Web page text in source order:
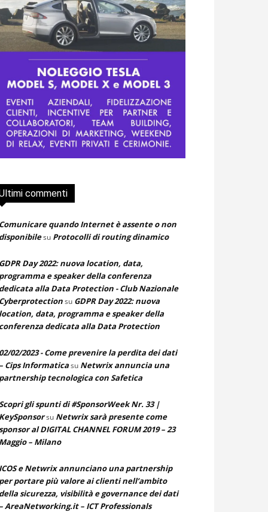
commenti
quando Internet è assente o non
su Protocolli di routing dinamico
Day 2022: nuova location, data,
e speaker della conferenza
alla Data Protection - Club Nazionale
su GDPR Day 2022: nuova
data, programma e speaker della
dedicata alla Data Protection
02/2023 - Come prevenire la perdita dei dati
Cips Informaticasu Netwrix annuncia una
tecnologica con Safetica
gli spunti di #SponsorWeek Nr. 33 |
su Netwrix sarà presente come
al DIGITAL CHANNEL FORUM 2019 – 23
– Milano
e Netwrix annunciano una partnership
portare più valore ai clienti nell’ambito
sicurezza, visibilità e governance dei dati
AreaNetworking.it – ICT Professionals